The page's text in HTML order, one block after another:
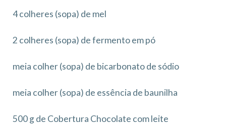
4 colheres (sopa) de mel
2 colheres (sopa) de fermento em pó
meia colher (sopa) de bicarbonato de sódio
meia colher (sopa) de essência de baunilha
500 g de Cobertura Chocolate com leite